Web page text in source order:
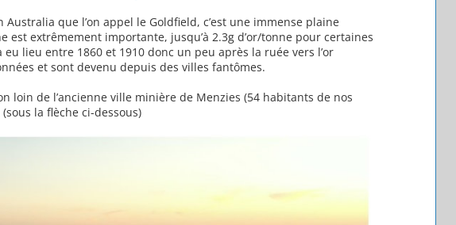
que l’on appel le Goldfield, c’est une immense plaine
extrêmement importante, jusqu’à 2.3g d’or/tonne pour certaines
lieu entre 1860 et 1910 donc un peu après la ruée vers l’or
et sont devenu depuis des villes fantômes.
loin de l’ancienne ville minière de Menzies (54 habitants de nos
la flèche ci-dessous)